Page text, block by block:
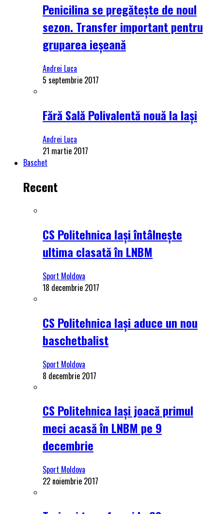
Penicilina se pregătește de noul
sezon. Transfer important pentru
gruparea ieșeană
Andrei Luca
5 septembrie 2017
Fără Sală Polivalentă nouă la Iași
Andrei Luca
21 martie 2017
Baschet
Recent
CS Politehnica Iași întâlnește
ultima clasată în LNBM
Sport Moldova
18 decembrie 2017
CS Politehnica Iași aduce un nou
baschetbalist
Sport Moldova
8 decembrie 2017
CS Politehnica Iași joacă primul
meci acasă în LNBM pe 9
decembrie
Sport Moldova
22 noiembrie 2017